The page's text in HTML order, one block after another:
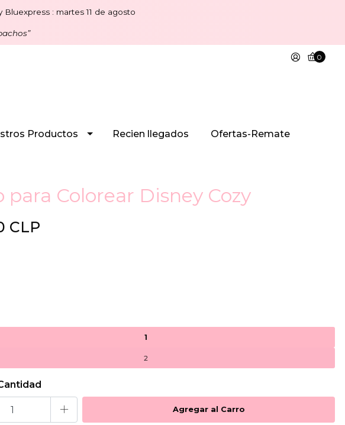
: martes 11 de agosto
0
Productos Recien llegados Ofertas-Remate
para Colorear Disney Cozy
CLP
1
2
+